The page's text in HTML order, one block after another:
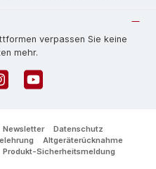
verpassen Sie keine
mehr.
YouTube
Newsletter
Datenschutz
Altgeräterücknahme
Produkt-Sicherheitsmeldung